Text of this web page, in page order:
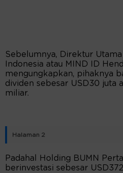
Sebelumnya, Direktur
Indonesia atau MIND ID
mengungkapkan, pihaknya
dividen sebesar USD30 juta
miliar.
Halaman 2
Padahal Holding BUMN
berinvestasi sebesar